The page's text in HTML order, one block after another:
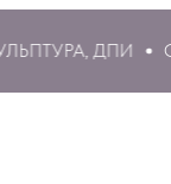
СКУЛЬПТУРА,